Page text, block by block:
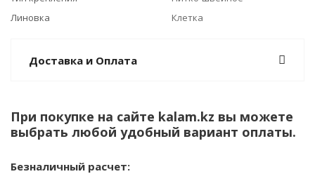
Линовка
Клетка
Доставка и Оплата
При покупке на сайте kalam.kz вы можете
выбрать любой удобный вариант оплаты.
Безналичный расчет: